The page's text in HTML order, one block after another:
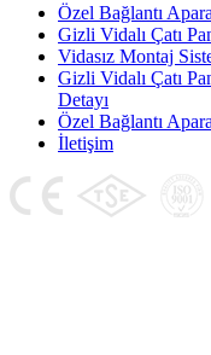
Özel Bağlantı
Gizli Vidalı Çatı
Vidasız Montaj
Gizli Vidalı Çatı
Detayı
Özel Bağlantı
İletişim